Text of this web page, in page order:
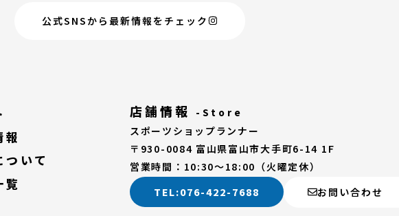
公式SNSから最新情報をチェック
報
いて
覧
店舗情報 -Store
スポーツショップランナー
〒930-0084 富山県富山市大手町6-14 1F
営業時間：10:30～18:00（火曜定休）
TEL:076-422-7688 お問い合わせ